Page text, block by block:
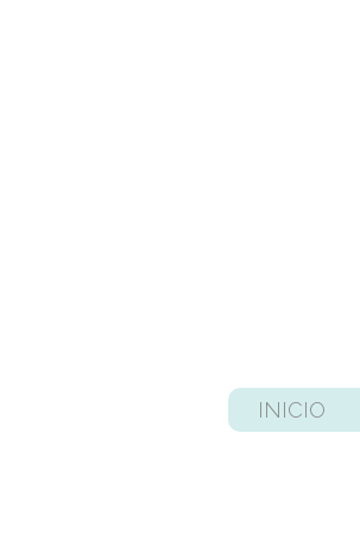
INICIO